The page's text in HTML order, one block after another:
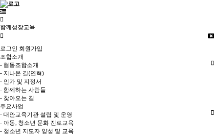
함께성장교육
로그인 회원가입
조합소개
- 협동조합소개
- 지나온 길(연혁)
- 인가 및 지정서
- 함께하는 사람들
- 찾아오는 길
주요사업
- 대안교육기관 설립 및 운영
- 아동, 청소년 문화 진로교육
- 청소년 지도자 양성 및 교육